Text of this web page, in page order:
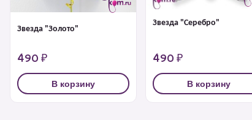
Звезда "Золото"
490 ₽
В корзину
Звезда "Серебро"
490 ₽
В корзину